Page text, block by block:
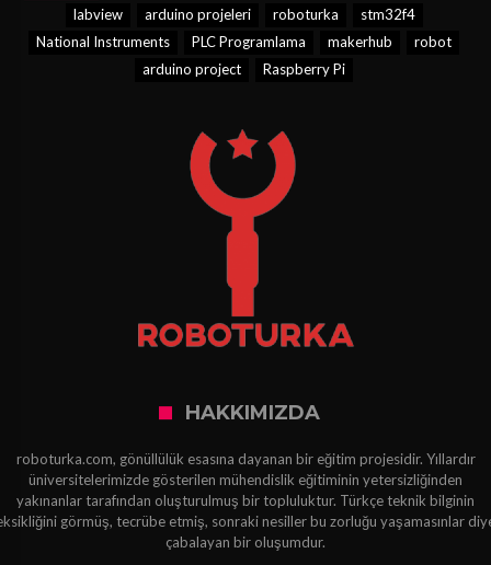
labview
arduino projeleri roboturka
stm32f4
National Instruments
PLC Programlama makerhub
robot
arduino project
Raspberry Pi
HAKKIMIZDA
roboturka.com, gönüllülük esasına dayanan bir eğitim projesidir. Yıllardır
üniversitelerimizde gösterilen mühendislik eğitiminin yetersizliğinden
yakınanlar tarafından oluşturulmuş bir topluluktur. Türkçe teknik bilginin
görmüş, tecrübe etmiş, sonraki nesiller bu zorluğu yaşamasınlar
çabalayan bir oluşumdur.